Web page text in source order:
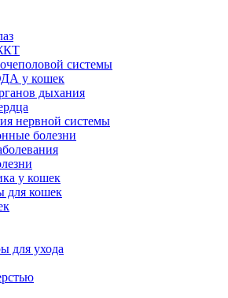
системы
у кошек
дыхания
нервной системы
болезни
у кошек
для кошек
для ухода